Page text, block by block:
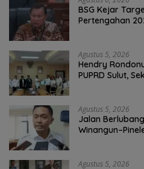
BSG Kejar
Pertengahan
Agustus 5, 2026
Hendry
PUPRD Sulut,
Agustus 5, 2026
Jalan
Agustus 5, 2026